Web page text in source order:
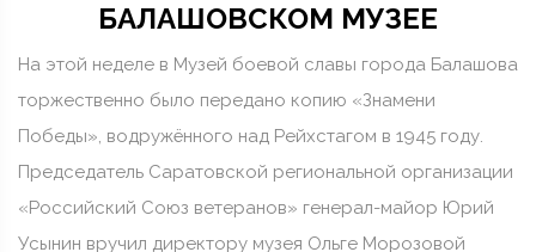
БАЛАШОВСКОМ МУЗЕЕ
На этой неделе в Музей боевой славы города Балашова
торжественно было передано копию «Знамени
Победы», водружённого над Рейхстагом в 1945 году.
Председатель Саратовской региональной организации
«Российский Союз ветеранов» генерал-майор Юрий
Усынин вручил директору музея Ольге Морозовой